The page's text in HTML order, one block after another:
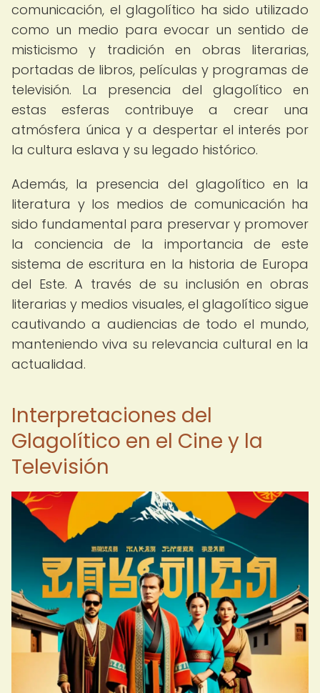
comunicación, el glagolítico ha sido utilizado
como un medio para evocar un sentido de
misticismo y tradición en obras literarias,
portadas de libros, películas y programas de
televisión. La presencia del glagolítico en
estas esferas contribuye a crear una
atmósfera única y a despertar el interés por
la cultura eslava y su legado histórico.
Además, la presencia del glagolítico en la
literatura y los medios de comunicación ha
sido fundamental para preservar y promover
la conciencia de la importancia de este
sistema de escritura en la historia de Europa
del Este. A través de su inclusión en obras
literarias y medios visuales, el glagolítico sigue
cautivando a audiencias de todo el mundo,
manteniendo viva su relevancia cultural en la
actualidad.
Interpretaciones del
Glagolítico en el Cine y la
Televisión